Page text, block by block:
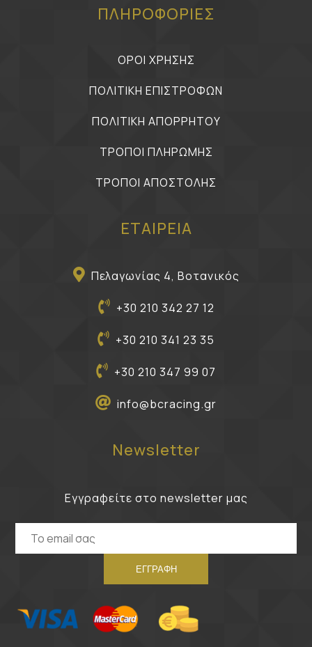
ΠΛΗΡΟΦΟΡΙΕΣ
ΟΡΟΙ ΧΡΗΣΗΣ
ΠΟΛΙΤΙΚΗ ΕΠΙΣΤΡΟΦΩΝ
ΠΟΛΙΤΙΚΗ ΑΠΟΡΡΗΤΟΥ
ΤΡΟΠΟΙ ΠΛΗΡΩΜΗΣ
ΤΡΟΠΟΙ ΑΠΟΣΤΟΛΗΣ
ΕΤΑΙΡΕΙΑ
Πελαγωνίας 4, Βοτανικός
+30 210 342 27 12
+30 210 341 23 35
+30 210 347 99 07
info@bcracing.gr
Newsletter
Εγγραφείτε στο newsletter μας